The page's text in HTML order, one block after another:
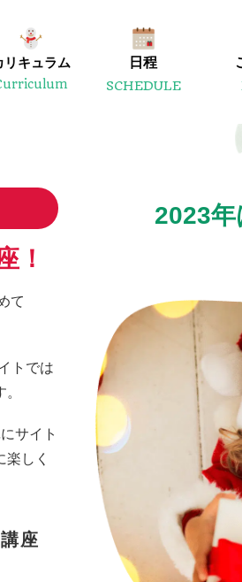
リキュラム 日程
SCHEDULE
！
て
トでは
サイト
しく
座
2023